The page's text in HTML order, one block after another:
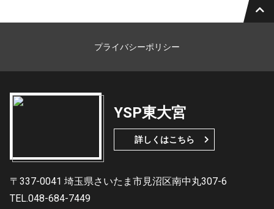
プライバシーポリシー
YSP東大宮
詳しくはこちら
〒337-0041 埼玉県さいたま市見沼区南中丸307-6
TEL.048-684-7449